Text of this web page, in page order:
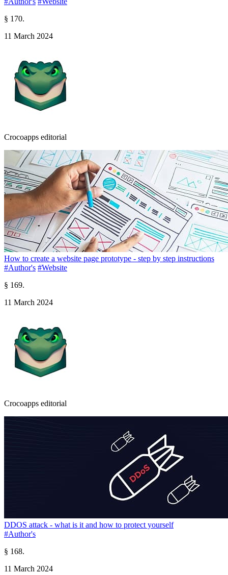
§ 170.
11 March 2024
Crocoapps editorial
How to create a website page prototype - step by step instructions
#Author's #Website
§ 169.
11 March 2024
Crocoapps editorial
DDOS attack - what is it and how to protect yourself
#Author's
§ 168.
11 March 2024